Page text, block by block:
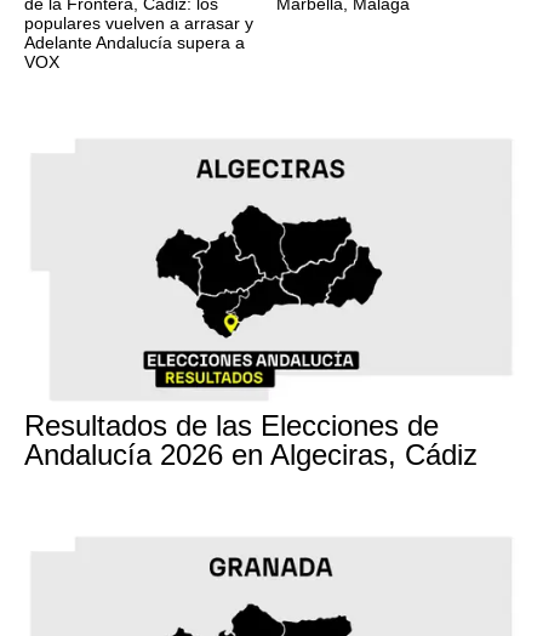
populares vuelven a arrasar y
Adelante Andalucía supera a
VOX
Resultados de las Elecciones de
Andalucía 2026 en Algeciras, Cádiz